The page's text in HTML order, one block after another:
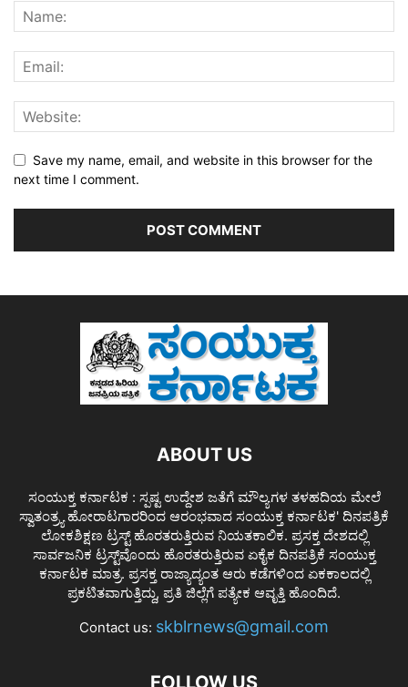
Save my name, email, and website in this browser for the
next time I comment.
ABOUT US
ಸಂಯುಕ್ತ ಕರ್ನಾಟಕ : ಸ್ಪಷ್ಟ ಉದ್ದೇಶ ಜತೆಗೆ ಮೌಲ್ಯಗಳ ತಳಹದಿಯ ಮೇಲೆ
ಸ್ವಾತಂತ್ರ್ಯ ಹೋರಾಟಗಾರರಿಂದ ಆರಂಭವಾದ ಸಂಯುಕ್ತ ಕರ್ನಾಟಕ' ದಿನಪತ್ರಿಕೆ
ಲೋಕಶಿಕ್ಷಣ ಟ್ರಸ್ಟ್ ಹೊರತರುತ್ತಿರುವ ನಿಯತಕಾಲಿಕ. ಪ್ರಸಕ್ತ ದೇಶದಲ್ಲಿ
ಸಾರ್ವಜನಿಕ ಟ್ರಸ್ಟ್‌ವೊಂದು ಹೊರತರುತ್ತಿರುವ ಏಕೈಕ ದಿನಪತ್ರಿಕೆ ಸಂಯುಕ್ತ
ಕರ್ನಾಟಕ ಮಾತ್ರ. ಪ್ರಸಕ್ತ ರಾಜ್ಯಾದ್ಯಂತ ಆರು ಕಡೆಗಳಿಂದ ಏಕಕಾಲದಲ್ಲಿ
ಪ್ರಕಟಿತವಾಗುತ್ತಿದ್ದು, ಪ್ರತಿ ಜಿಲ್ಲೆಗೆ ಪತ್ಯೇಕ ಆವೃತ್ತಿ ಹೊಂದಿದೆ.
Contact us: skblrnews@gmail.com
FOLLOW US